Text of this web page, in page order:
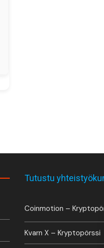
Tutustu
Coinmotion –
Kvarn X – Kryptopörssi